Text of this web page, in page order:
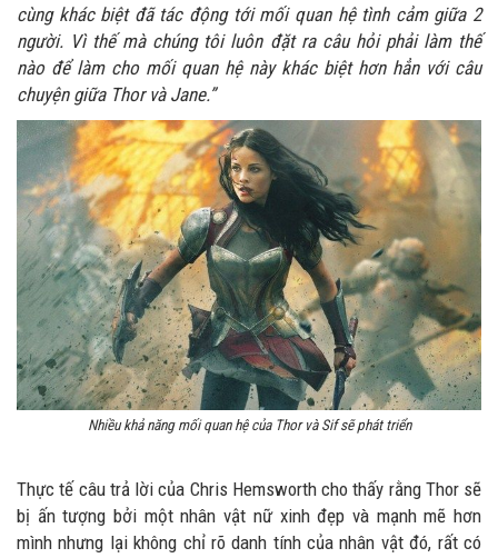
cùng khác biệt đã tác động tới mối quan hệ tình cảm giữa 2
người. Vì thế mà chúng tôi luôn đặt ra câu hỏi phải làm thế
nào để làm cho mối quan hệ này khác biệt hơn hẳn với câu
chuyện giữa Thor và Jane.”
Nhiều khả năng mối quan hệ của Thor và Sif sẽ phát triển
Thực tế câu trả lời của Chris Hemsworth cho thấy rằng Thor sẽ
bị ấn tượng bởi một nhân vật nữ xinh đẹp và mạnh mẽ hơn
mình nhưng lại không chỉ rõ danh tính của nhân vật đó, rất có